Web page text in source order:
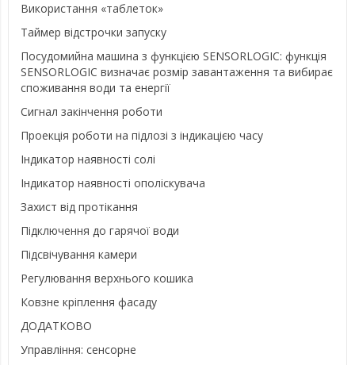
Використання «таблеток»
Таймер відстрочки запуску
Посудомийна машина з функцією SENSORLOGIC: функція
SENSORLOGIC визначає розмір завантаження та вибирає
споживання води та енергії
Сигнал закінчення роботи
Проекція роботи на підлозі з індикацією часу
Індикатор наявності солі
Індикатор наявності ополіскувача
Захист від протікання
Підключення до гарячої води
Підсвічування камери
Регулювання верхнього кошика
Ковзне кріплення фасаду
ДОДАТКОВО
Управління: сенсорне